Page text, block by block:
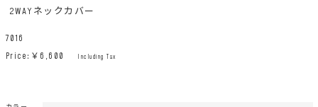
2WAYネックカバー
7016
Price:￥ 6,600 Including Tax